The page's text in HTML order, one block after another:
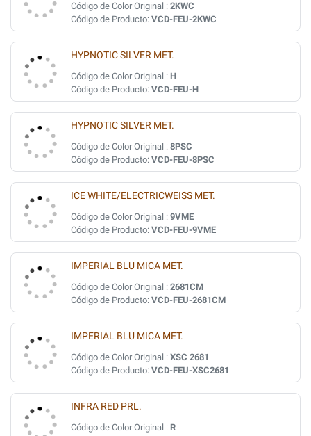
Código de Color Original : 2KWC
Código de Producto: VCD-FEU-2KWC
HYPNOTIC SILVER MET.
Código de Color Original : H
Código de Producto: VCD-FEU-H
HYPNOTIC SILVER MET.
Código de Color Original : 8PSC
Código de Producto: VCD-FEU-8PSC
ICE WHITE/ELECTRICWEISS MET.
Código de Color Original : 9VME
Código de Producto: VCD-FEU-9VME
IMPERIAL BLU MICA MET.
Código de Color Original : 2681CM
Código de Producto: VCD-FEU-2681CM
IMPERIAL BLU MICA MET.
Código de Color Original : XSC 2681
Código de Producto: VCD-FEU-XSC2681
INFRA RED PRL.
Código de Color Original : R